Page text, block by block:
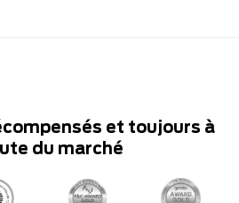
et toujours à
du marché